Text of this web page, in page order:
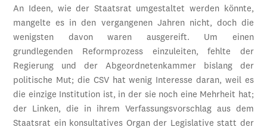
An Ideen, wie der Staatsrat umgestaltet werden könnte,
mangelte es in den vergangenen Jahren nicht, doch die
wenigsten davon waren ausgereift. Um einen
grundlegenden Reformprozess einzuleiten, fehlte der
Regierung und der Abgeordnetenkammer bislang der
politische Mut; die CSV hat wenig Interesse daran, weil es
die einzige Institution ist, in der sie noch eine Mehrheit hat;
der Linken, die in ihrem Verfassungsvorschlag aus dem
Staatsrat ein konsultatives Organ der Legislative statt der